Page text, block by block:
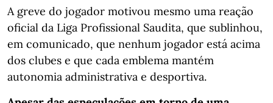
A greve do jogador motivou mesmo uma reação
oficial da Liga Profissional Saudita, que sublinhou,
em comunicado, que nenhum jogador está acima
dos clubes e que cada emblema mantém
autonomia administrativa e desportiva.